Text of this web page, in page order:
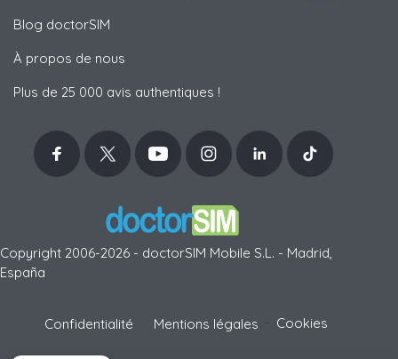
Blog doctorSIM
À propos de nous
Plus de 25 000 avis authentiques !
Copyright 2006-2026 - doctorSIM Mobile S.L. - Madrid,
España
Confidentialité Mentions légales Cookies